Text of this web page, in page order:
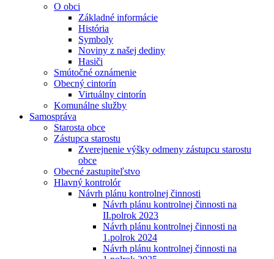
O obci
Základné informácie
História
Symboly
Noviny z našej dediny
Hasiči
Smútočné oznámenie
Obecný cintorín
Virtuálny cintorín
Komunálne služby
Samospráva
Starosta obce
Zástupca starostu
Zverejnenie výšky odmeny zástupcu starostu
obce
Obecné zastupiteľstvo
Hlavný kontrolór
Návrh plánu kontrolnej činnosti
Návrh plánu kontrolnej činnosti na
II.polrok 2023
Návrh plánu kontrolnej činnosti na
1.polrok 2024
Návrh plánu kontrolnej činnosti na